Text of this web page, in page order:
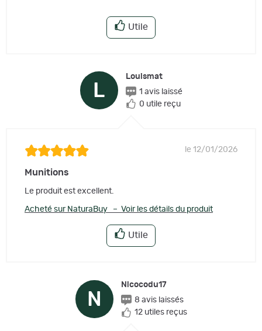
Utile
L
Louismat
1 avis laissé
0 utile reçu
le 12/01/2026
Munitions
Le produit est excellent.
Acheté sur NaturaBuy – Voir les détails du produit
Utile
N
Nicocodu17
8 avis laissés
12 utiles reçus